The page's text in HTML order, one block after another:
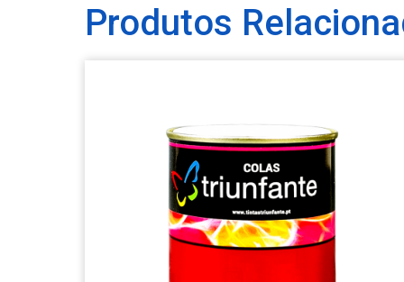
Produtos